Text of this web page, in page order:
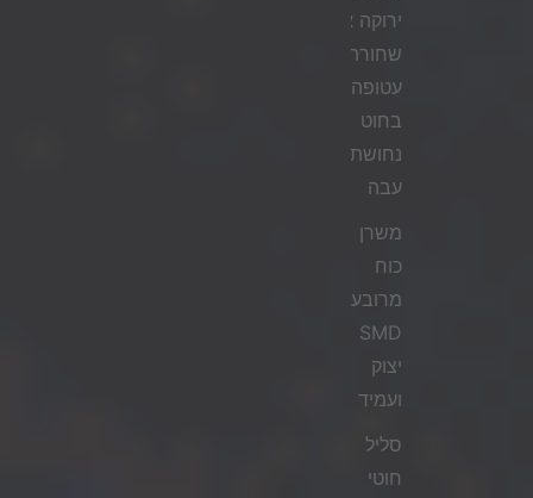
ירוקה או
שחורה)
עטופה
בחוט
נחושת
עבה
משרן
כוח
מרובע
SMD
יצוק
ועמיד
סליל
חוטי